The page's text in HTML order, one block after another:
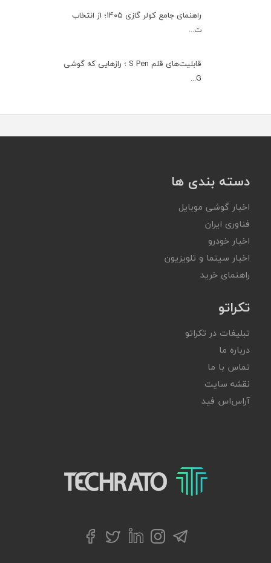
راهنمای جامع کولر گازی ۱۴۰۵؛ از انتخاب
ت...
قابلیت‌های قلم S Pen ؛ رازهایی که گوشی
G...
دسته بندی ها
اخبار گوشی موبایل
فناوری ایران
اخبار خودرو
اخبار سینما و تلویزیون
راهنمای خرید
تکراتو
تبلیغات در تکراتو
درباره ما
تماس با ما
نقشه سایت
آر‌اس‌اس فید
تکراتو – زندگی با تکنولوژی
تلگراماینستاگرام
لینکداینتوییترفیسبوک